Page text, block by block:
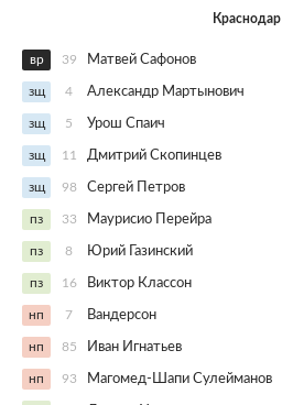
Краснодар
вр 39 Матвей Сафонов
зщ 4 Александр Мартынович
зщ 5 Урош Спаич
зщ 11 Дмитрий Скопинцев
зщ 98 Сергей Петров
пз 33 Маурисио Перейра
пз 8 Юрий Газинский
пз 16 Виктор Классон
нп 7 Вандерсон
нп 85 Иван Игнатьев
нп 93 Магомед-Шапи Сулейманов